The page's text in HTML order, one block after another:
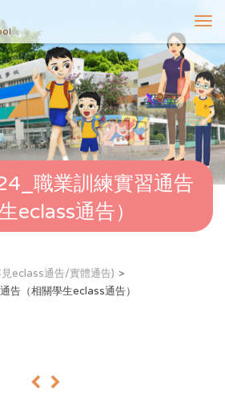
T
o
g
g
l
e
n
v
職業訓練實習通告
eclass通告）
eclass通告/實體通告)
告（相關學生eclass通告）
« »